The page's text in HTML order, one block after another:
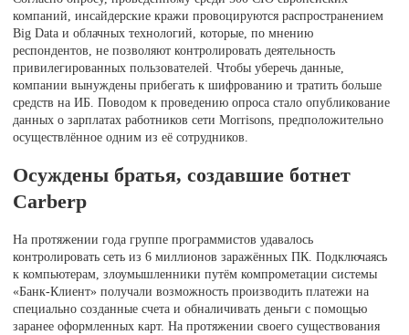
компаний, инсайдерские кражи провоцируются распространением
Big Data и облачных технологий, которые, по мнению
респондентов, не позволяют контролировать деятельность
привилегированных пользователей. Чтобы уберечь данные,
компании вынуждены прибегать к шифрованию и тратить больше
средств на ИБ. Поводом к проведению опроса стало опубликование
данных о зарплатах работников сети Morrisons, предположительно
осуществлённое одним из её сотрудников.
Осуждены братья, создавшие ботнет
Carberp
На протяжении года группе программистов удавалось
контролировать сеть из 6 миллионов заражённых ПК. Подключаясь
к компьютерам, злоумышленники путём компрометации системы
«Банк-Клиент» получали возможность производить платежи на
специально созданные счета и обналичивать деньги с помощью
заранее оформленных карт. На протяжении своего существования